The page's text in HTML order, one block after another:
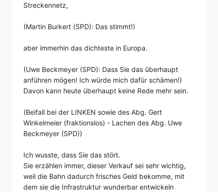
Streckennetz,
(Martin Burkert (SPD): Das stimmt!)
aber immerhin das dichteste in Europa.
(Uwe Beckmeyer (SPD): Dass Sie das überhaupt
anführen mögen! Ich würde mich dafür schämen!)
Davon kann heute überhaupt keine Rede mehr sein.
(Beifall bei der LINKEN sowie des Abg. Gert
Winkelmeier (fraktionslos) - Lachen des Abg. Uwe
Beckmeyer (SPD))
Ich wusste, dass Sie das stört.
Sie erzählen immer, dieser Verkauf sei sehr wichtig,
weil die Bahn dadurch frisches Geld bekomme, mit
dem sie die Infrastruktur wunderbar entwickeln